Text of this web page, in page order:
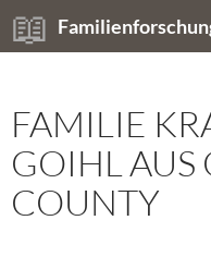
Zum
Inhalt
Suchen
FAMILIE
GOIHL AUS
COUNTY